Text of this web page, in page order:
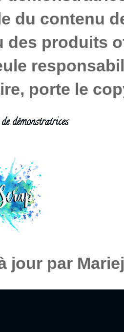
du contenu
des produits
porte le
démonstratrices
jour par